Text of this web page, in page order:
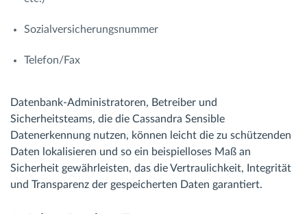
Sozialversicherungsnummer
Telefon/Fax
Datenbank-Administratoren, Betreiber und
Sicherheitsteams, die die Cassandra Sensible
Datenerkennung nutzen, können leicht die zu schützenden
Daten lokalisieren und so ein beispielloses Maß an
Sicherheit gewährleisten, das die Vertraulichkeit, Integrität
und Transparenz der gespeicherten Daten garantiert.